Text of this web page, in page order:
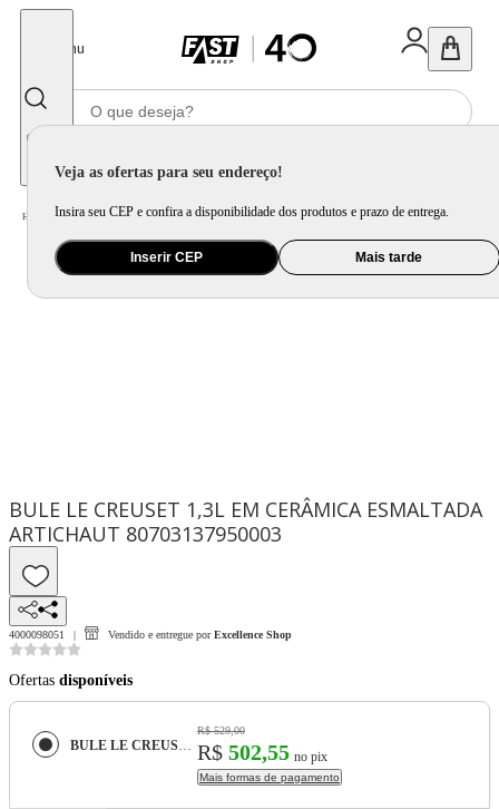
Menu
Veja as ofertas para seu endereço!
Insira seu CEP e confira a disponibilidade dos produtos e prazo de entrega.
Inserir CEP Mais tarde
Home Utilidade Doméstica Cozinha / Chá e Café
BULE LE CREUSET 1,3L EM CERÂMICA ESMALTADA
ARTICHAUT 80703137950003
4000098051 Vendido e entregue por Excellence Shop
Ofertas disponíveis
BULE LE CREUSET 1,3L EM CERÂMICA ESMALTADA ARTICHAUT 80703137950003
R$ 529,00
R$ 502,55 no pix
Mais formas de pagamento